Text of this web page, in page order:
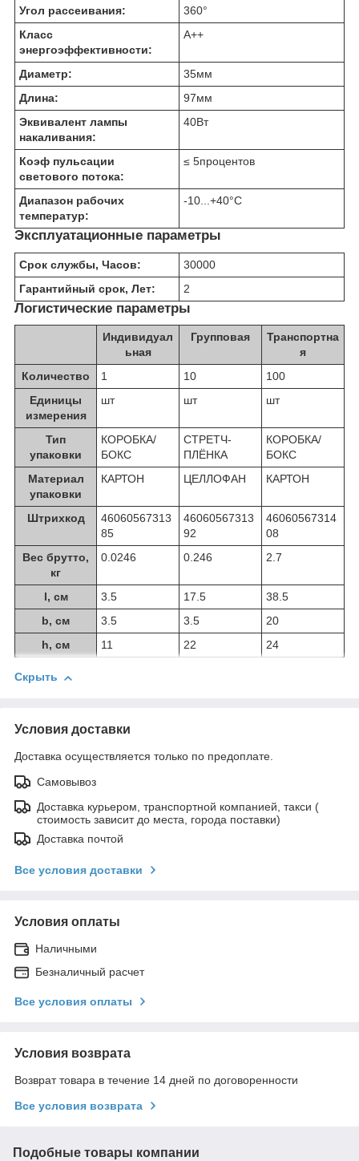
Угол рассеивания: 360°
Класс
энергоэффективности:
A++
Диаметр: 35мм
Длина:
97мм
Эквивалент лампы
накаливания:
40Вт
Коэф пульсации
светового потока:
≤ 5процентов
Диапазон рабочих
температур:
-10...+40°C
Эксплуатационные параметры
Срок службы, Часов:
30000
Гарантийный срок, Лет:
2
Логистические параметры
Индивидуал
ьная
Групповая
Транспортна
я
Количество
1 10
100
Единицы
измерения
шт шт шт
Тип
упаковки
КОРОБКА/
БОКС
СТРЕТЧ-
ПЛЁНКА
КОРОБКА/
БОКС
Материал
упаковки
КАРТОН ЦЕЛЛОФАН КАРТОН
Штрихкод
46060567313
85
46060567313
92
46060567314
08
Вес брутто,
кг
0.0246 0.246 2.7
l, см 3.5 17.5
38.5
b, см
3.5 3.5
20
h, см
11 22 24
Скрыть
Условия доставки
Доставка осуществляется только по предоплате.
Самовывоз
Доставка курьером, транспортной компанией, такси (
стоимость зависит до места, города поставки)
Доставка почтой
Все условия доставки
Условия оплаты
Наличными
Безналичный расчет
Все условия оплаты
Условия возврата
Возврат товара в течение 14 дней по договоренности
Все условия возврата
Подобные товары компании